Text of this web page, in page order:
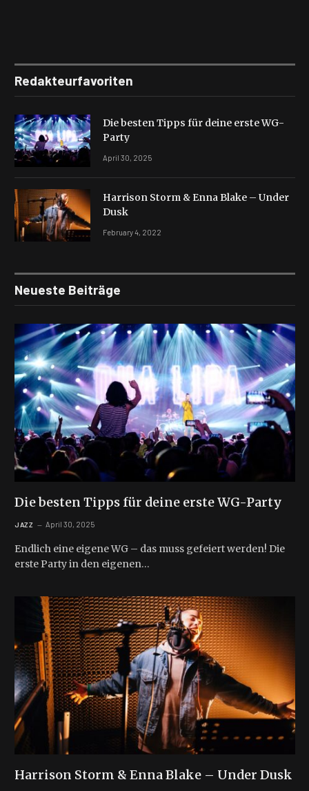
Redakteurfavoriten
Die besten Tipps für deine erste WG-
Party
April 30, 2025
Harrison Storm & Enna Blake – Under
Dusk
February 4, 2022
Neueste Beiträge
Die besten Tipps für deine erste WG-Party
JAZZ April 30, 2025
Endlich eine eigene WG – das muss gefeiert werden! Die
erste Party in den eigenen…
Harrison Storm & Enna Blake – Under Dusk